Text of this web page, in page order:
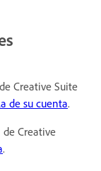
Creative Suite
de su cuenta.
Creative
.